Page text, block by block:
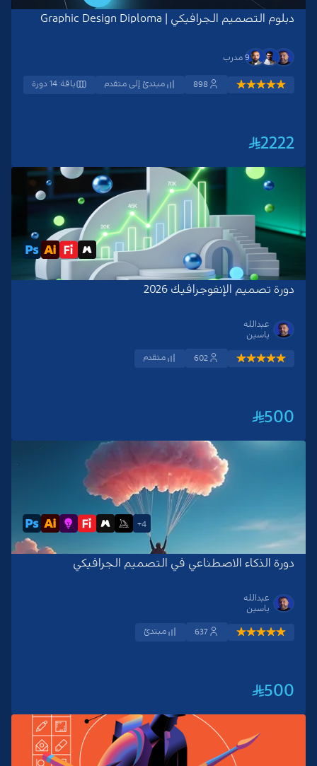
دبلوم التصميم الجرافيكي | Graphic Design Diploma
9 مدرب
898
مبتدئ إلى متقدم باقة: 14 دورة
2222
دورة تصميم الإنفوجرافيك 2026
عبدالله
ياسين
602
متقدم
500
4+
دورة الذكاء الاصطناعي في التصميم الجرافيكي
عبدالله
ياسين
637
مبتدئ
500